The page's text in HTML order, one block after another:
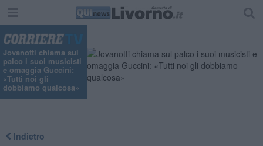
Jovanotti chiama sul
palco i suoi musicisti
e omaggia Guccini:
«Tutti noi gli
dobbiamo qualcosa»
Indietro